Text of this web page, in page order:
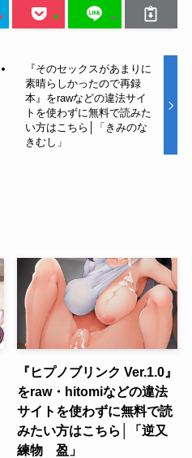
『そのセックスがあまりに
素晴らしかったので再録
本』をrawなどの違法サイ
トを使わずに無料で読みた
い方はこちら│「きみのな
きむし」
『ヒプノブリンク Ver.1.0』
をraw・hitomiなどの違法
サイトを使わずに無料で読
みたい方はこちら│「逆又
練物 盈」